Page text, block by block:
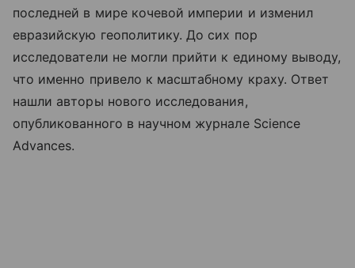
последней в мире кочевой империи и изменил
евразийскую геополитику. До сих пор
исследователи не могли прийти к единому выводу,
что именно привело к масштабному краху. Ответ
нашли авторы нового исследования,
опубликованного в научном журнале Science
Advances.